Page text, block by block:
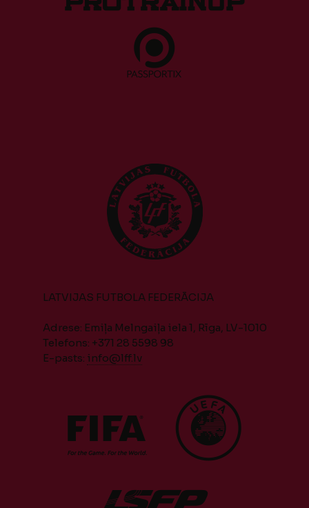
LATVIJAS FUTBOLA FEDERĀCIJA
Adrese: Emiļa Melngaiļa iela 1, Rīga, LV-1010
Telefons: +371 28 5598 98
E-pasts: info@lff.lv